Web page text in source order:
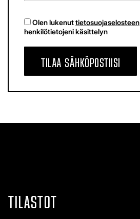
Olen lukenuttietosuojaselosteen
henkilötietojeni käsittelyn
TILAA SÄHKÖPOSTIISI
TILASTOT